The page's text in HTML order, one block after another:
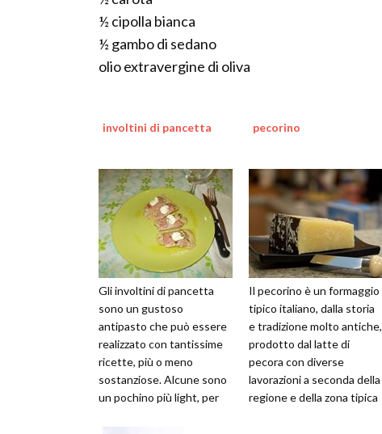
½ cipolla bianca
½ gambo di sedano
olio extravergine di oliva
involtini di pancetta
Gli involtini di pancetta
sono un gustoso
antipasto che può essere
realizzato con tantissime
ricette, più o meno
sostanziose. Alcune sono
un pochino più light, per
pecorino
Il pecorino è un formaggio
tipico italiano, dalla storia
e tradizione molto antiche,
prodotto dal latte di
pecora con diverse
lavorazioni a seconda della
regione e della zona tipica